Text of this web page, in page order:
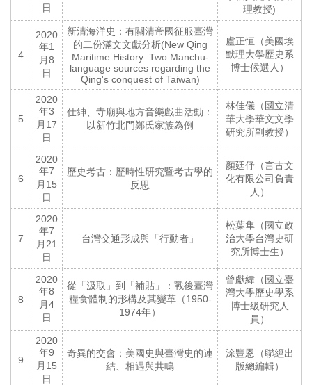
日
理教授)
4
2020
年1
月8
日
新清海洋史：有關清帝國征服臺灣
的二份滿文文獻分析(New Qing
Maritime History: Two Manchu-
language sources regarding the
Qing's conquest of Taiwan)
盧正恒（美國埃
默理大學歷史系
博士候選人）
5
2020
年3
月17
日
仕紳、寺廟與地方音樂戲曲活動：
以新竹北門鄭氏家族為例
林佳儀（國立清
華大學華文文學
研究所副教授）
6
2020
年7
月15
日
歷史考古：歷時性研究暨考古學的
反思
顏廷伃（言古文
化有限公司負責
人）
7
2020
年7
月21
日
台灣交通形成與「行動者」
松葉隼（國立政
治大學台灣史研
究所博士生）
8
2020
年8
月4
日
從「汲取」到「補貼」：戰後臺灣
糧食體制的形構及其變革（1950-
1974年）
曾獻緯（國立臺
灣大學歷史學系
博士級研究人
員）
9
2020
年9
月15
日
奇異的交會：美國史與臺灣史的連
結、相遇與共鳴
涂豐恩（聯經出
版總編輯）